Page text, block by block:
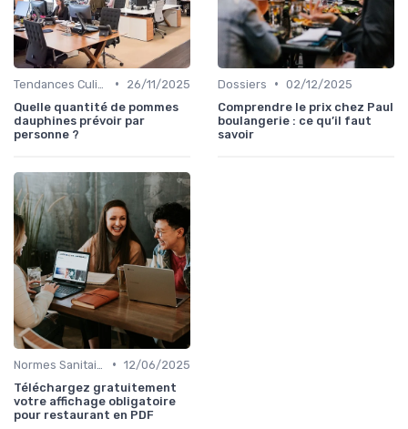
•
26/11/2025
Quelle quantité de pommes
dauphines prévoir par
personne ?
Dossiers • 02/12/2025
Comprendre le prix chez Paul
boulangerie : ce qu’il faut
savoir
• 12/06/2025
Téléchargez gratuitement
votre affichage obligatoire
pour restaurant en PDF